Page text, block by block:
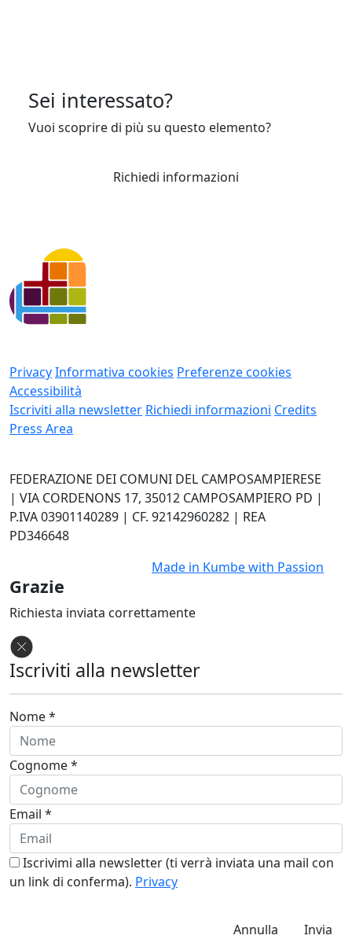
Sei interessato?
Vuoi scoprire di più su questo elemento?
Richiedi informazioni
PrivacyInformativa cookies Preferenze cookies
Accessibilità
Iscriviti alla newsletter Richiedi informazioni Credits
Press Area
FEDERAZIONE DEI COMUNI DEL CAMPOSAMPIERESE
| VIA CORDENONS 17, 35012 CAMPOSAMPIERO PD |
P.IVA 03901140289 | CF. 92142960282 | REA
PD346648
Made in Kumbewith Passion
Grazie
Richiesta inviata correttamente
Iscriviti alla newsletter
Nome *
Cognome *
Email *
Iscrivimi alla newsletter (ti verrà inviata una mail con
un link di conferma). Privacy
Annulla Invia